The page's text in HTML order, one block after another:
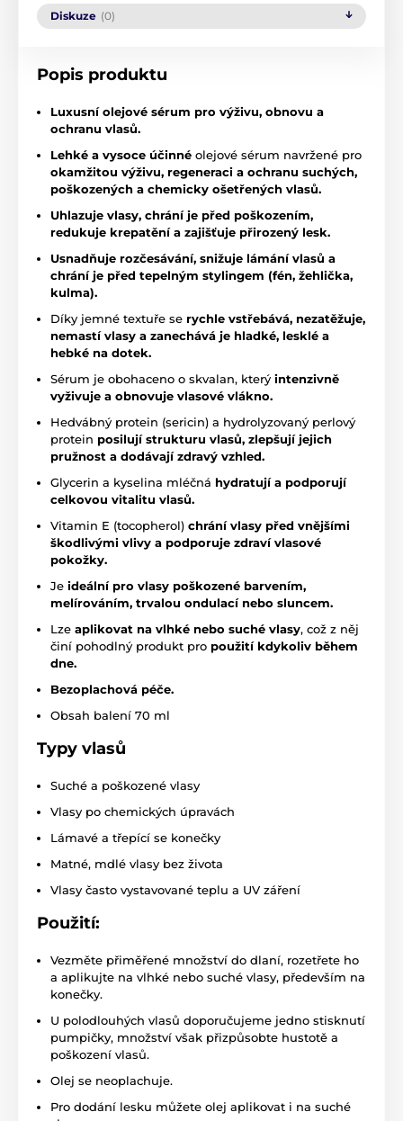
Diskuze (0)
Popis produktu
Luxusní olejové sérum pro výživu, obnovu a
ochranu vlasů.
Lehké a vysoce účinné olejové sérum navržené pro
okamžitou výživu, regeneraci a ochranu suchých,
poškozených a chemicky ošetřených vlasů.
Uhlazuje vlasy, chrání je před poškozením,
redukuje krepatění a zajišťuje přirozený lesk.
Usnadňuje rozčesávání, snižuje lámání vlasů a
chrání je před tepelným stylingem (fén, žehlička,
kulma).
Díky jemné textuře se rychle vstřebává, nezatěžuje,
nemastí vlasy a zanechává je hladké, lesklé a
hebké na dotek.
Sérum je obohaceno o skvalan, který intenzivně
vyživuje a obnovuje vlasové vlákno.
Hedvábný protein (sericin) a hydrolyzovaný perlový
protein posilují strukturu vlasů, zlepšují jejich
pružnost a dodávají zdravý vzhled.
Glycerin a kyselina mléčná hydratují a podporují
celkovou vitalitu vlasů.
Vitamin E (tocopherol) chrání vlasy před vnějšími
škodlivými vlivy a podporuje zdraví vlasové
pokožky.
Je ideální pro vlasy poškozené barvením,
melírováním, trvalou ondulací nebo sluncem.
Lze aplikovat na vlhké nebo suché vlasy, což z něj
činí pohodlný produkt pro použití kdykoliv během
dne.
Bezoplachová péče.
Obsah balení 70 ml
Typy vlasů
Suché a poškozené vlasy
Vlasy po chemických úpravách
Lámavé a třepící se konečky
Matné, mdlé vlasy bez života
Vlasy často vystavované teplu a UV záření
Použití:
Vezměte přiměřené množství do dlaní, rozetřete ho
a aplikujte na vlhké nebo suché vlasy, především na
konečky.
U polodlouhých vlasů doporučujeme jedno stisknutí
pumpičky, množství však přizpůsobte hustotě a
poškození vlasů.
Olej se neoplachuje.
Pro dodání lesku můžete olej aplikovat i na suché